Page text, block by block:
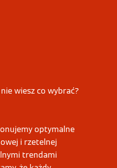
wiesz co wybrać?
optymalne
i rzetelnej
trendami